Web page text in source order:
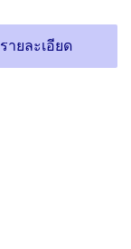
รายละเอียด